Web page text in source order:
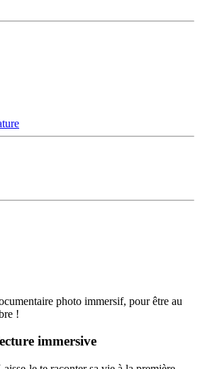
photo immersif, pour être au
!
immersive